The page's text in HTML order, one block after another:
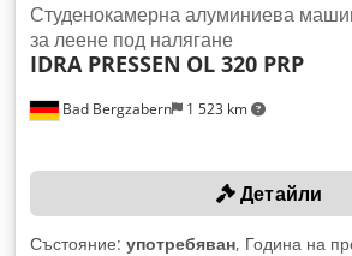
Bad Bergzabern 1 523 km
Студенокамерна алуминиева
за леене под налягане
IDRA PRESSEN OL 320 PRP
Детайли
Състояние: употребяван, Година на